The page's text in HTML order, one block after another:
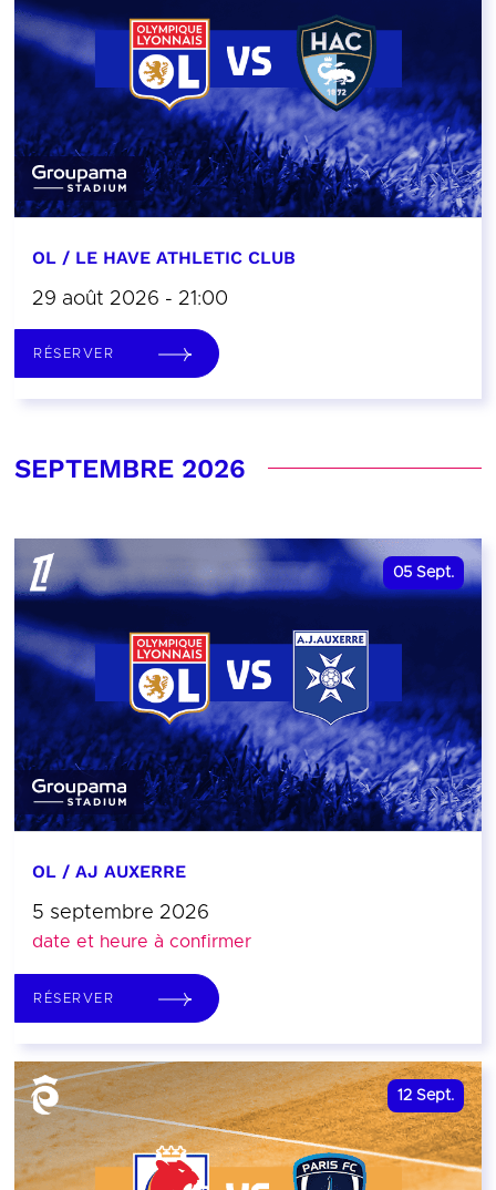
OL / LE HAVE ATHLETIC CLUB
29 août 2026 - 21:00
RÉSERVER
SEPTEMBRE 2026
05 Sept.
OL / AJ AUXERRE
5 septembre 2026
date et heure à confirmer
RÉSERVER
12 Sept.